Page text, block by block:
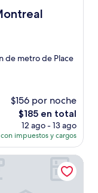
& Suites
de metro de Place
$156 por noche
El
precio
actual
es
de
$185 en total
12 ago - 13 ago
impuestos y cargos